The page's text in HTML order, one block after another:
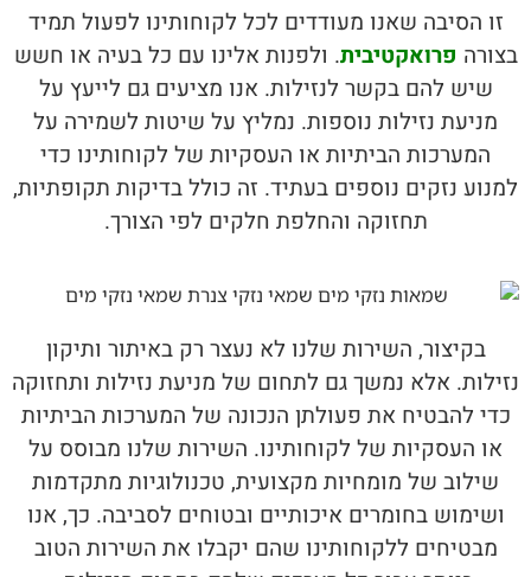
זו הסיבה שאנו מעודדים לכל לקוחותינו לפעול תמיד
בצורה פרואקטיבית. ולפנות אלינו עם כל בעיה או חשש
שיש להם בקשר לנזילות. אנו מציעים גם לייעץ על
מניעת נזילות נוספות. נמליץ על שיטות לשמירה על
המערכות הביתיות או העסקיות של לקוחותינו כדי
למנוע נזקים נוספים בעתיד. זה כולל בדיקות תקופתיות,
תחזוקה והחלפת חלקים לפי הצורך.
בקיצור, השירות שלנו לא נעצר רק באיתור ותיקון
נזילות. אלא נמשך גם לתחום של מניעת נזילות ותחזוקה
כדי להבטיח את פעולתן הנכונה של המערכות הביתיות
או העסקיות של לקוחותינו. השירות שלנו מבוסס על
שילוב של מומחיות מקצועית, טכנולוגיות מתקדמות
ושימוש בחומרים איכותיים ובטוחים לסביבה. כך, אנו
מבטיחים ללקוחותינו שהם יקבלו את השירות הטוב